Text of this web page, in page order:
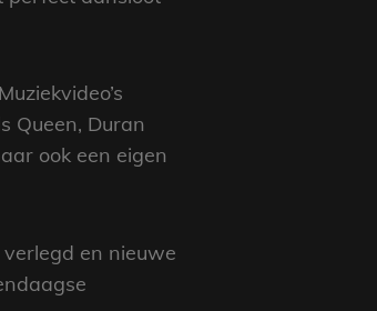
Queen, Duran
ook een eigen
en nieuwe